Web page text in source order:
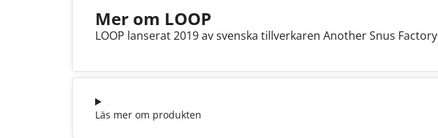
Mer om LOOP
LOOP lanserat 2019 av svenska tillverkaren Another Snus
Läs mer om produkten